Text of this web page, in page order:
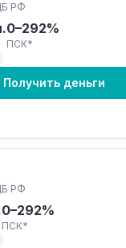
РФ
0–292%
ПСК*
Получить деньги
РФ
0–292%
ПСК*